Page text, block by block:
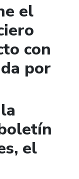
el
con
por
el